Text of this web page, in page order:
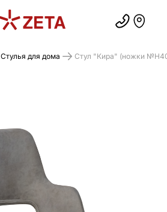
Стулья для дома Стул "Кира" (ножки